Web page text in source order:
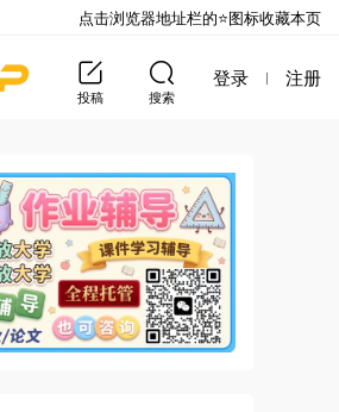
投稿 搜索
登录 注册
点击浏览器地址栏的⭐图标收藏本页